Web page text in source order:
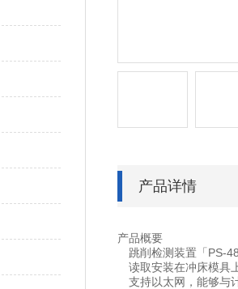
产品详情
产品概要
跳削检测装置「PS-
读取安装在冲床模具
支持以太网，能够与